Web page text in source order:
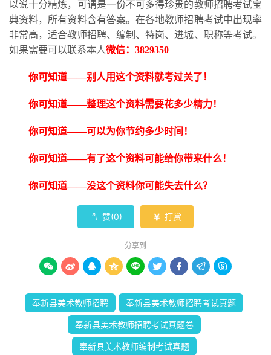
以说十分精炼，可谓是一份不可多得珍贵的教师招聘考试宝
典资料，所有资料含有答案。在各地教师招聘考试中出现率
非常高，适合教师招聘、编制、特岗、进城、职称等考试。
如果需要可以联系本人微信： 3829350
你可知道——别人用这个资料就考过关了！
你可知道——整理这个资料需要花多少精力！
你可知道——可以为你节约多少时间！
你可知道——有了这个资料可能给你带来什么！
你可知道——没这个资料你可能失去什么？
 赞(0)  打赏
分享到
        
奉新县美术教师招聘 奉新县美术教师招聘考试真题
奉新县美术教师招聘考试真题卷
奉新县美术教师编制考试真题